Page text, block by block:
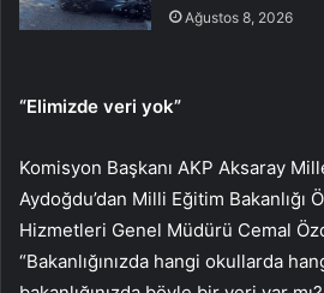
Ağustos 8, 2026
“Elimizde veri yok”
Komisyon Başkanı AKP Aksaray
Aydoğdu’dan Milli Eğitim Bakanlığı
Hizmetleri Genel Müdürü Cemal
“Bakanlığınızda hangi okullarda